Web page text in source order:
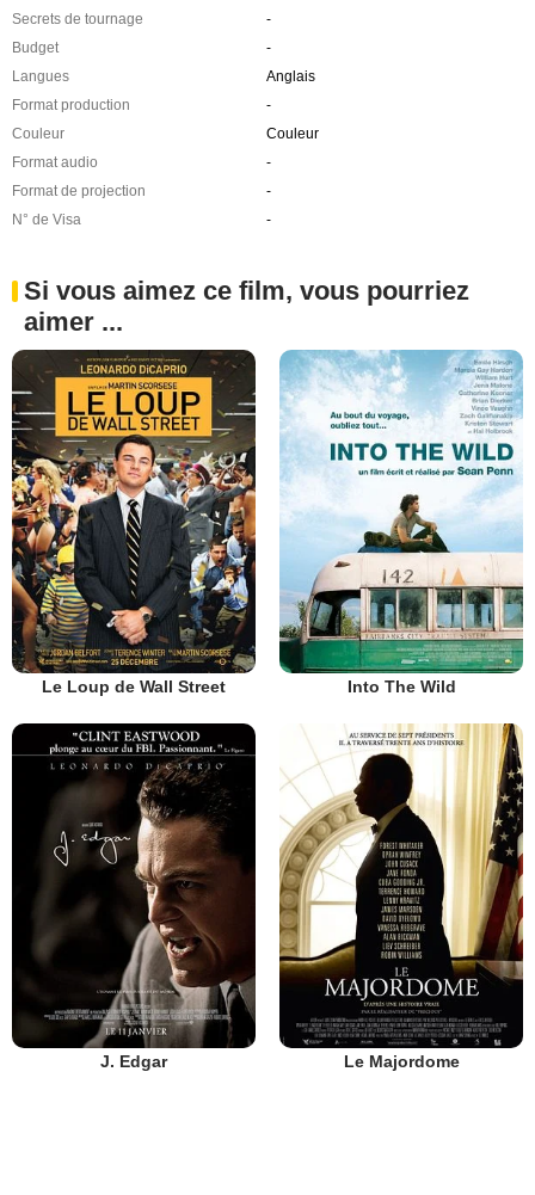
Secrets de tournage
-
Budget
-
Langues
Anglais
Format production
-
Couleur
Couleur
Format audio
-
Format de projection
-
N° de Visa
-
Si vous aimez ce film, vous pourriez
aimer ...
Le Loup de Wall Street Into The Wild
J. Edgar Le Majordome